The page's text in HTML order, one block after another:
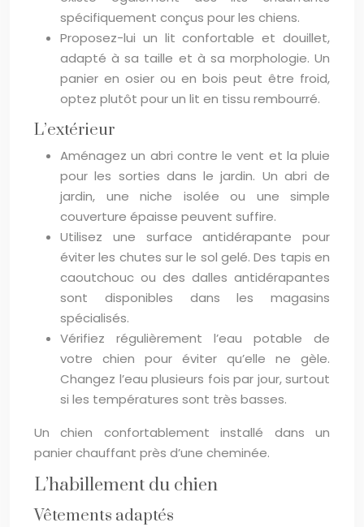
spécifiquement conçus pour les chiens.
Proposez-lui un lit confortable et douillet,
adapté à sa taille et à sa morphologie. Un
panier en osier ou en bois peut être froid,
optez plutôt pour un lit en tissu rembourré.
L’extérieur
Aménagez un abri contre le vent et la pluie
pour les sorties dans le jardin. Un abri de
jardin, une niche isolée ou une simple
couverture épaisse peuvent suffire.
Utilisez une surface antidérapante pour
éviter les chutes sur le sol gelé. Des tapis en
caoutchouc ou des dalles antidérapantes
sont disponibles dans les magasins
spécialisés.
Vérifiez régulièrement l’eau potable de
votre chien pour éviter qu’elle ne gèle.
Changez l’eau plusieurs fois par jour, surtout
si les températures sont très basses.
Un chien confortablement installé dans un
panier chauffant près d’une cheminée.
L’habillement du chien
Vêtements adaptés